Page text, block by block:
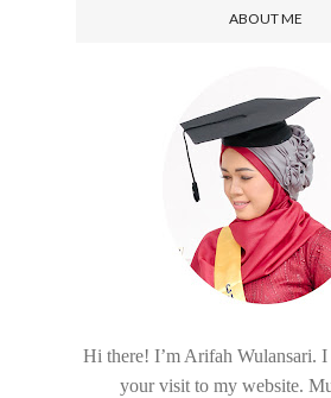
ABOUT ME
Hi there! I’m Arifah Wulansari.
your visit to my website.